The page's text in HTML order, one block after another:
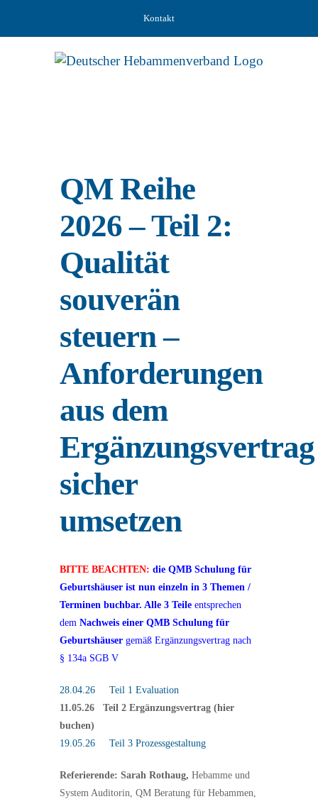
Kontakt
QM Reihe
2026 – Teil 2:
Qualität
souverän
steuern –
Anforderungen
aus dem
Ergänzungsvertrag
sicher
umsetzen
BITTE BEACHTEN: die QMB Schulung für
Geburtshäuser ist nun einzeln in 3 Themen /
Terminen buchbar. Alle 3 Teile entsprechen
dem Nachweis einer QMB Schulung für
Geburtshäuser gemäß Ergänzungsvertrag nach
§ 134a SGB V
28.04.26 Teil 1 Evaluation
11.05.26 Teil 2 Ergänzungsvertrag (hier
buchen)
19.05.26 Teil 3 Prozessgestaltung
Referierende: Sarah Rothaug, Hebamme und
System Auditorin, QM Beratung für Hebammen,